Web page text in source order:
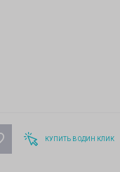
КУПИТЬ В ОДИН КЛИК